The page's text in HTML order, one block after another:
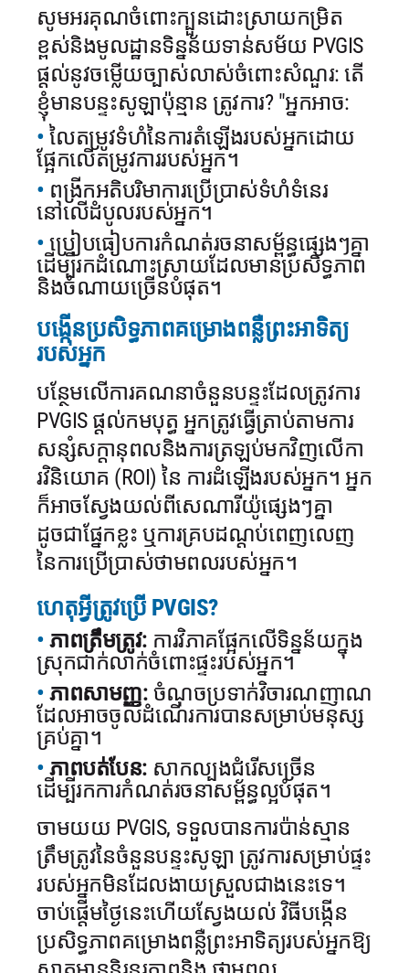
សូមអរគុណចំពោះក្បួនដោះស្រាយកម្រិត
ខ្ពស់និងមូលដ្ឋានទិន្នន័យទាន់សម័យ PVGIS
ផ្តល់នូវចម្លើយច្បាស់លាស់ចំពោះសំណួរ: តើ
ខ្ញុំមានបន្ទះសូឡាប៉ុន្មាន ត្រូវការ? "អ្នកអាច:
លៃតម្រូវទំហំនៃការតំឡើងរបស់អ្នកដោយ
ផ្អែកលើតម្រូវការរបស់អ្នក។
ពង្រីកអតិបរិមាការប្រើប្រាស់ទំហំទំនេរ
នៅលើដំបូលរបស់អ្នក។
ប្រៀបធៀបការកំណត់រចនាសម្ព័ន្ធផ្សេងៗគ្នា
ដើម្បីរកដំណោះស្រាយដែលមានប្រសិទ្ធភាព
និងចំណាយច្រើនបំផុត។
បង្កើនប្រសិទ្ធភាពគម្រោងពន្លឺព្រះអាទិត្យ
របស់អ្នក
បន្ថែមលើការគណនាចំនួនបន្ទះដែលត្រូវការ
PVGIS ផ្ដល់កមបុត្ធ អ្នកត្រូវធ្វើត្រាប់តាមការ
សន្សំសក្តានុពលនិងការត្រឡប់មកវិញលើកា
រវិនិយោគ (ROI) នៃ ការដំឡើងរបស់អ្នក។ អ្នក
ក៏អាចស្វែងយល់ពីសេណារីយ៉ូផ្សេងៗគ្នា
ដូចជាផ្នែកខ្លះ ឬការគ្របដណ្តប់ពេញលេញ
នៃការប្រើប្រាស់ថាមពលរបស់អ្នក។
ហេតុអ្វីត្រូវប្រើ PVGIS?
ភាពត្រឹមត្រូវ: ការវិភាគផ្អែកលើទិន្នន័យក្នុង
ស្រុកជាក់លាក់ចំពោះផ្ទះរបស់អ្នក។
ភាពសាមញ្ញ: ចំណុចប្រទាក់វិចារណញាណ
ដែលអាចចូលដំណើរការបានសម្រាប់មនុស្ស
គ្រប់គ្នា។
ភាពបត់បែន: សាកល្បងជំរើសច្រើន
ដើម្បីរកការកំណត់រចនាសម្ព័ន្ធល្អបំផុត។
ចាមយយ PVGIS, ទទួលបានការប៉ាន់ស្មាន
ត្រឹមត្រូវនៃចំនួនបន្ទះសូឡា ត្រូវការសម្រាប់ផ្ទះ
របស់អ្នកមិនដែលងាយស្រួលជាងនេះទេ។
ចាប់ផ្តើមថ្ងៃនេះហើយស្វែងយល់វិធីបង្កើន
ប្រសិទ្ធភាពគម្រោងពន្លឺព្រះអាទិត្យរបស់អ្នកឱ្យ